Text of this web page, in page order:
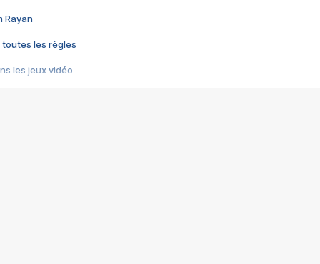
Rayan
toutes les règles
les jeux vidéo